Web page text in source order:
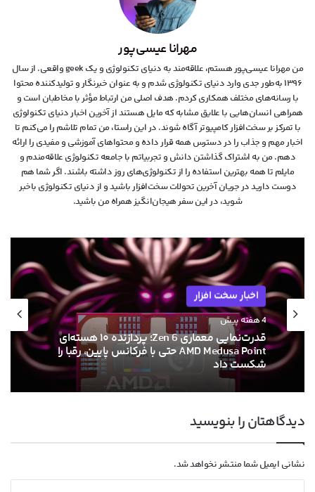
مهرانا عیسی‌پور
من مهرانا عیسی‌پور هستم، علاقه‌مند به دنیای تکنولوژی و یک geek واقعی. از سال
۱۳۹۶ به‌طور جدی وارد دنیای تکنولوژی شدم و به عنوان خبرنگار و تولیدکننده محتوا
با رسانه‌های مختلف همکاری کردم. هدف اصلی من ارتباط مؤثر با مخاطبان است و
همراهی انسان‌هایی با علایق مشابه که مایل هستند از آخرین اخبار دنیای تکنولوژی
با تمرکز بر سخت‌افزار کامپیوتر آگاه شوند. در این راستا، من تمام تلاشم را می‌کنم تا
اخبار مهم و جذاب را در دسترس همه قرار داده و محتواهای آموزشی و مفیدی را ارائه
دهم. من به اشتراک گذاشتن دانش و تجربیاتم با جامعه تکنولوژی علاقه‌مندم و
مایلم تا همه بهترین استفاده را از تکنولوژی‌های روز داشته باشند. اگر شما هم
دوست دارید در جریان آخرین تحولات سخت‌افزار باشید و از دنیای تکنولوژی‌ باخبر
شوید، در این سفر هیجان‌انگیز همراه من باشید.
اخبار سخت افزار
4 هفته پیش
قدرت‌نمایی معماری Zen 6؛ پردازنده ۱۰ هسته‌ای
AMD Medusa Point حتی با فرکانس پایین، رقبا را
شکست داد
دیدگاهتان را بنویسید
نشانی ایمیل شما منتشر نخواهد شد.